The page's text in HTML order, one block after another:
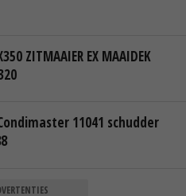
ZITMAAIER EX MAAIDEK
11041 schudder